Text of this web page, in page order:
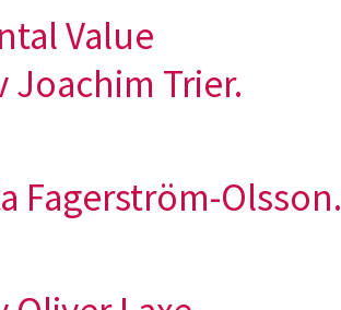
Value
Joachim Trier.
Fagerström-Olsson.